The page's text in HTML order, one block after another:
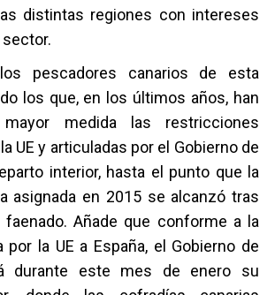
distintas regiones con intereses
pescadores canarios de esta
los que, en los últimos años, han
medida las restricciones
UE y articuladas por el Gobierno de
interior, hasta el punto que la
asignada en 2015 se alcanzó tras
Añade que conforme a la
por la UE a España, el Gobierno de
durante este mes de enero su